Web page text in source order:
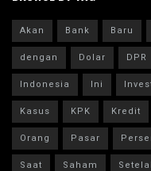
Akan Bank Baru
dengan
Dolar DPR
Indonesia
Ini
Kasus
KPK Kredit
Orang
Pasar
Saat
Saham